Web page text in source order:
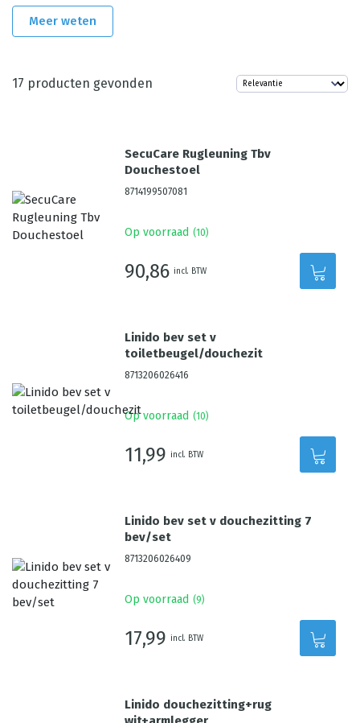
Meer weten
17 producten gevonden
SecuCare Rugleuning Tbv
Douchestoel
8714199507081
Op voorraad (10)
90,86 incl. BTW
Linido bev set v
toiletbeugel/douchezit
8713206026416
Op voorraad (10)
11,99 incl. BTW
Linido bev set v douchezitting 7
bev/set
8713206026409
Op voorraad (9)
17,99 incl. BTW
Linido douchezitting+rug